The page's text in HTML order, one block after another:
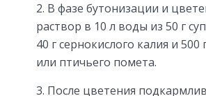
2. В фазе бутонизации и
раствор в 10 л воды из 50 г
40 г сернокислого калия и 500
или птичьего помета.
3. После цветения